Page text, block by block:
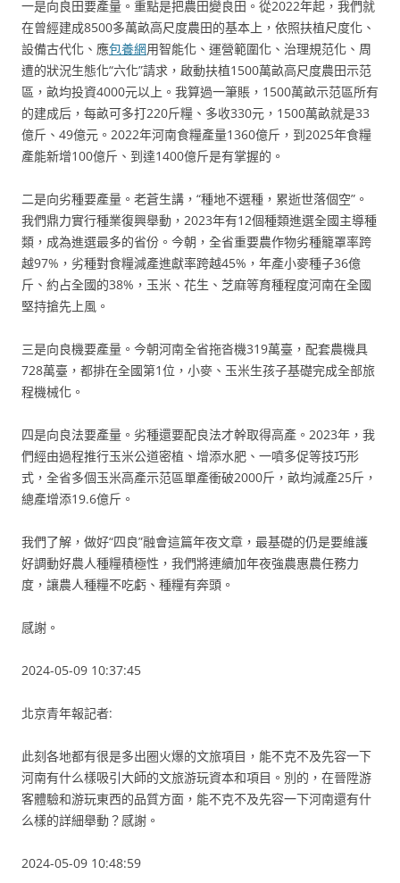
一是向良田要產量。重點是把農田變良田。從2022年起，我們就
在曾經建成8500多萬畝高尺度農田的基本上，依照扶植尺度化、
設備古代化、應包養網用智能化、運營範圍化、治理規范化、周
遭的狀況生態化“六化”請求，啟動扶植1500萬畝高尺度農田示范
區，畝均投資4000元以上。我算過一筆賬，1500萬畝示范區所有
的建成后，每畝可多打220斤糧、多收330元，1500萬畝就是33
億斤、49億元。2022年河南食糧產量1360億斤，到2025年食糧
產能新增100億斤、到達1400億斤是有掌握的。
二是向劣種要產量。老蒼生講，“種地不選種，累逝世落個空”。
我們鼎力實行種業復興舉動，2023年有12個種類進選全國主導種
類，成為進選最多的省份。今朝，全省重要農作物劣種籠罩率跨
越97%，劣種對食糧減產進獻率跨越45%，年產小麥種子36億
斤、約占全國的38%，玉米、花生、芝麻等育種程度河南在全國
堅持搶先上風。
三是向良機要產量。今朝河南全省拖沓機319萬臺，配套農機具
728萬臺，都排在全國第1位，小麥、玉米生孩子基礎完成全部旅
程機械化。
四是向良法要產量。劣種還要配良法才幹取得高產。2023年，我
們經由過程推行玉米公道密植、增添水肥、一噴多促等技巧形
式，全省多個玉米高產示范區單產衝破2000斤，畝均減產25斤，
總產增添19.6億斤。
我們了解，做好“四良”融會這篇年夜文章，最基礎的仍是要維護
好調動好農人種糧積極性，我們將連續加年夜強農惠農任務力
度，讓農人種糧不吃虧、種糧有奔頭。
感謝。
2024-05-09 10:37:45
北京青年報記者:
此刻各地都有很是多出圈火爆的文旅項目，能不克不及先容一下
河南有什么樣吸引大師的文旅游玩資本和項目。別的，在晉陞游
客體驗和游玩東西的品質方面，能不克不及先容一下河南還有什
么樣的詳細舉動？感謝。
2024-05-09 10:48:59